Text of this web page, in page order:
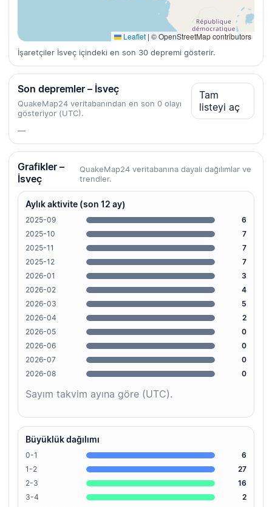
Leaflet | © OpenStreetMap contributors
İşaretçiler İsveç içindeki en son 30 depremi gösterir.
Son depremler – İsveç
QuakeMap24 veritabanından en son 0 olayı
gösteriyor (UTC).
Tam
listeyi aç
—
Grafikler –
İsveç
QuakeMap24 veritabanına dayalı dağılımlar ve
trendler.
Aylık aktivite (son 12 ay)
2025-09
6
2025-10
7
2025-11
7
2025-12
7
2026-01
3
2026-02
4
2026-03
5
2026-04
2
2026-05
0
2026-06
0
2026-07
0
2026-08
0
Sayım takvim ayına göre (UTC).
Büyüklük dağılımı
0-1
6
1-2
27
2-3
16
3-4
2